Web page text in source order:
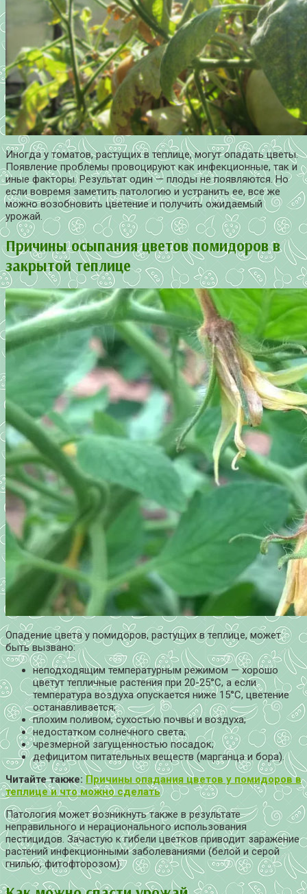
Иногда у томатов, растущих в теплице, могут опадать цветы.
Появление проблемы провоцируют как инфекционные, так и
иные факторы. Результат один — плоды не появляются. Но
если вовремя заметить патологию и устранить ее, все же
можно возобновить цветение и получить ожидаемый
урожай.
Причины осыпания цветов помидоров в
закрытой теплице
Опадение цвета у помидоров, растущих в теплице, может
быть вызвано:
неподходящим температурным режимом — хорошо
цветут тепличные растения при 20-25°С, а если
температура воздуха опускается ниже 15°С, цветение
останавливается;
плохим поливом, сухостью почвы и воздуха;
недостатком солнечного света;
чрезмерной загущенностью посадок;
дефицитом питательных веществ (марганца и бора).
Читайте также: Причины опадания цветов у помидоров в
теплице и что можно сделать
Патология может возникнуть также в результате
неправильного и нерационального использования
пестицидов. Зачастую к гибели цветков приводит заражение
растений инфекционными заболеваниями (белой и серой
гнилью, фитофторозом).